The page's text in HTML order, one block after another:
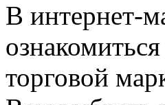
В интернет-
торговой